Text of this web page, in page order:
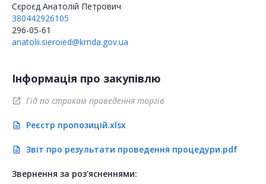
Сєроєд Анатолій Петрович
380442926105
296-05-61
anatolii.sieroied@kmda.gov.ua
Інформація про закупівлю
open_in_new Гід по строкам проведення торгів
description Реєстр пропозицій.xlsx
description Звіт про результати проведення процедури.pdf
Звернення за роз'ясненнями: